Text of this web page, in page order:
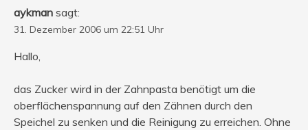
aykman sagt:
31. Dezember 2006 um 22:51 Uhr
Hallo,
das Zucker wird in der Zahnpasta benötigt um die
oberflächenspannung auf den Zähnen durch den
Speichel zu senken und die Reinigung zu erreichen. Ohne